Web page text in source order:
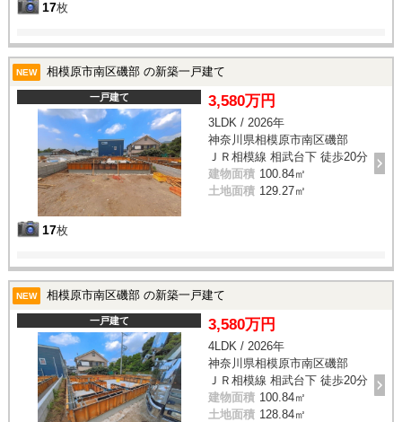
17枚
NEW 相模原市南区磯部 の新築一戸建て
一戸建て
17枚
3,580万円
3LDK / 2026年
神奈川県相模原市南区磯部
ＪＲ相模線 相武台下 徒歩20分
建物面積 100.84㎡
土地面積 129.27㎡
NEW 相模原市南区磯部 の新築一戸建て
一戸建て 3,580万円
4LDK / 2026年
神奈川県相模原市南区磯部
ＪＲ相模線 相武台下 徒歩20分
建物面積 100.84㎡
土地面積 128.84㎡